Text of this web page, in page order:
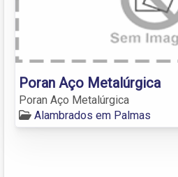
Poran Aço Metalúrgica
Poran Aço Metalúrgica
Alambrados em Palmas